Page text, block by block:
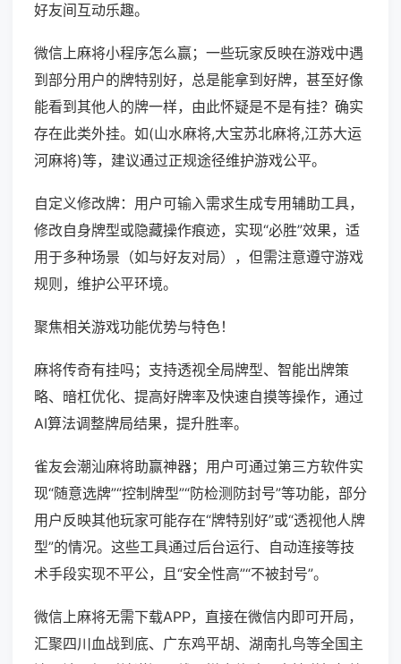
好友间互动乐趣。
微信上麻将小程序怎么赢；一些玩家反映在游戏中遇
到部分用户的牌特别好，总是能拿到好牌，甚至好像
能看到其他人的牌一样，由此怀疑是不是有挂？确实
存在此类外挂。如(山水麻将,大宝苏北麻将,江苏大运
河麻将)等，建议通过正规途径维护游戏公平。
自定义修改牌：用户可输入需求生成专用辅助工具，
修改自身牌型或隐藏操作痕迹，实现“必胜”效果，适
用于多种场景（如与好友对局），但需注意遵守游戏
规则，维护公平环境。
聚焦相关游戏功能优势与特色！
麻将传奇有挂吗；支持透视全局牌型、智能出牌策
略、暗杠优化、提高好牌率及快速自摸等操作，通过
AI算法调整牌局结果，提升胜率。
雀友会潮汕麻将助赢神器；用户可通过第三方软件实
现“随意选牌”“控制牌型”“防检测防封号”等功能，部分
用户反映其他玩家可能存在“牌特别好”或“透视他人牌
型”的情况。这些工具通过后台运行、自动连接等技
术手段实现不平公，且“安全性高”“不被封号”。
微信上麻将无需下载APP，直接在微信内即可开局，
汇聚四川血战到底、广东鸡平胡、湖南扎鸟等全国主